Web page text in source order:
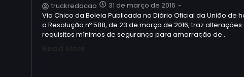
truckredacao 31 de março de 2016 -
Via Chico da Boleia Publicada no Diário Oficial da União de
a Resolução nº 588, de 23 de março de 2016, traz alterações
requisitos mínimos de segurança para amarração de…